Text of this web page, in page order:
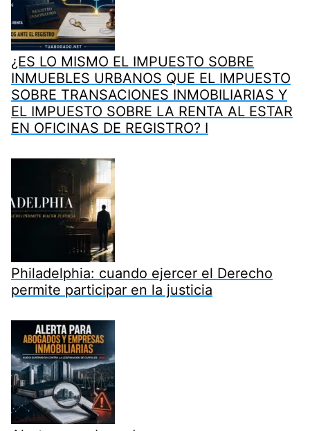
¿ES LO MISMO EL IMPUESTO SOBRE
INMUEBLES URBANOS QUE EL IMPUESTO
SOBRE TRANSACIONES INMOBILIARIAS Y
EL IMPUESTO SOBRE LA RENTA AL ESTAR
EN OFICINAS DE REGISTRO? I
Philadelphia: cuando ejercer el Derecho
permite participar en la justicia